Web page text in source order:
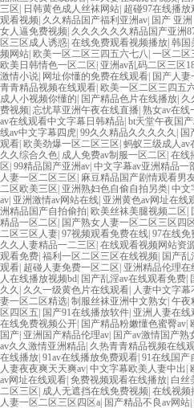
三区| 日韩黄色成人丝袜网站| 超碰97在线播放
观看视频| 久久精品国产福利亚洲av| 国产 亚
女人逼免费视频| 久久久久久久精品国产亚洲
区三区成人诱惑| 在线免费观看视频播放| 韩国
频网站| 欧美一区二区三四五六七八| 一区二区
欧美日韩情色一区二区| 亚洲av乱码二区三区
激情小说| 网址你懂的免费在线观看| 国产人妻
青青精品视频在线观看| 欧美一区二区三四五
成人小视频你懂的| 国产精品色片在线播放| 久
费视频| 忘忧草亚洲午夜在线直播| 熟女av在线
av在线观看中文字幕日韩精品| bt天堂午夜国
线av中文字幕四虎| 99久久精品久久久久久 | 国
观看| 欧美劲爆一区二区三区| 蚂蚁三级成人av
久久综合久色| 成人免费av制服一区二区| 在线
区| 99精品国产亚洲av| 中文字幕av亚洲精品一
人妻一区二区三区| 麻豆精品国产剧情观看男
二区欧美三区| 亚洲熟妇色自偷自拍另类| 中文
av| 亚洲激情av网站在线| 亚洲黄色av网址在线
洲精品国产自拍偷拍| 欧美丝袜美腿视频二区|
精品一区二区| 国产熟女人妻一区二区三区四
二区三区人妻| 97视频观看免费在线| 97在线免
久久人妻精品一二三区| 在线观看视频网站资
观看免费| 福利一区二区三区在线视频| 国产乱
观看| 超碰人妻免费一区二区| 亚洲精品伦理在
人在线播放视频bd| 国产乱淫av在线观看免费|
久久 | 久久一级黄色片在线观看| 人妻中文字幕
妻一区二区精选| 制服丝袜亚洲中文熟女| 午夜
区四区五| 国产91在线播放软件| 亚洲人妻在线
在线免费视频公开| 国产精品粉嫩懂色蜜臀av|
国产| 亚洲国产精品伦理av| 国产av激情国产熟
av久久激情亚洲精品| 久热青青精品视频在线
在线播放| 91av在线播放免费观看| 91在线国产
人妻夜夜爽天天爽av| 中文字幕欧美人妻中出 |
av网址在线观看| 免费视频观看在线播放| 白丝
二区三区| 成人无遮挡在线免费视频| 在线视频
人妻一区二区三区四区a| 国产精品不良av网站|